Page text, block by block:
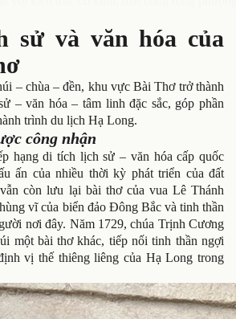
sử và văn hóa của
– chùa – đền, khu vực Bài Thơ trở thành
– văn hóa – tâm linh đặc sắc, góp phần
trình du lịch Hạ Long.
công nhận
hạng di tích lịch sử – văn hóa cấp quốc
ấn của nhiều thời kỳ phát triển của đất
còn lưu lại bài thơ của vua Lê Thánh
vĩ của biển đảo Đông Bắc và tinh thần
nơi đây. Năm 1729, chúa Trịnh Cương
một bài thơ khác, tiếp nối tinh thần ngợi
vị thế thiêng liêng của Hạ Long trong